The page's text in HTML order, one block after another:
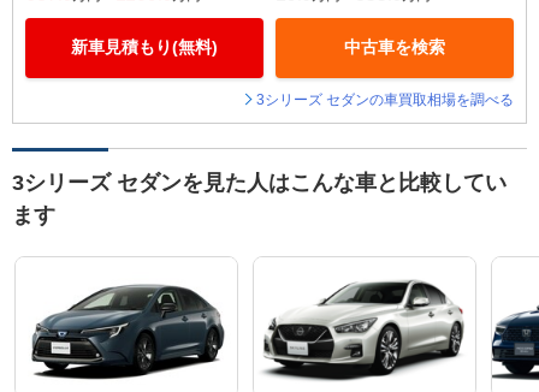
新車見積もり(無料) 中古車を検索
3シリーズ セダンの車買取相場を調べる
3シリーズ セダンを見た人はこんな車と比較してい
ます